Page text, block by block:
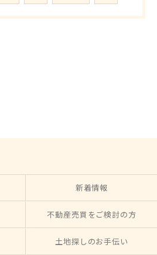
新着情報
不動産売買をご検討の方
土地探しのお手伝い